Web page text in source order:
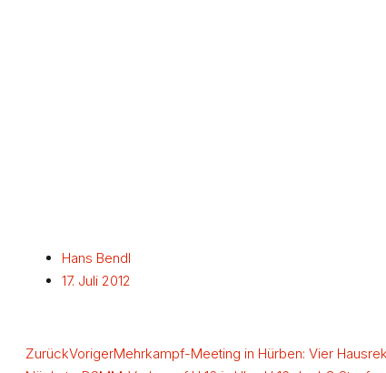
Hans Bendl
17. Juli 2012
ZurückVorigerMehrkampf-Meeting in Hürben: Vier